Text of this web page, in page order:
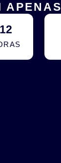
APENAS
12